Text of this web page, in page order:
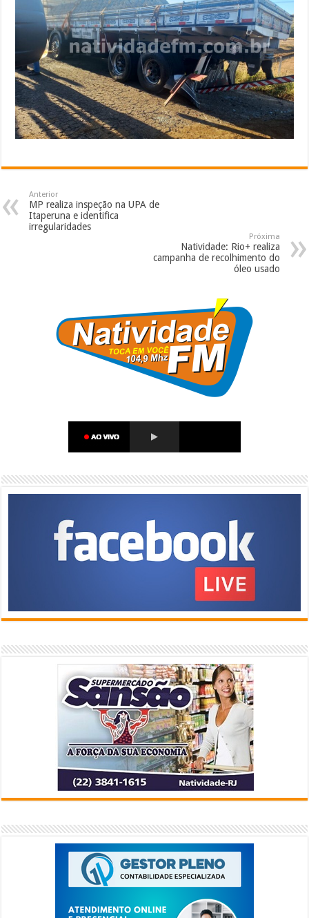
Anterior
MP realiza inspeção na UPA de
Itaperuna e identifica
irregularidades
Próxima
Natividade: Rio+ realiza
campanha de recolhimento do
óleo usado